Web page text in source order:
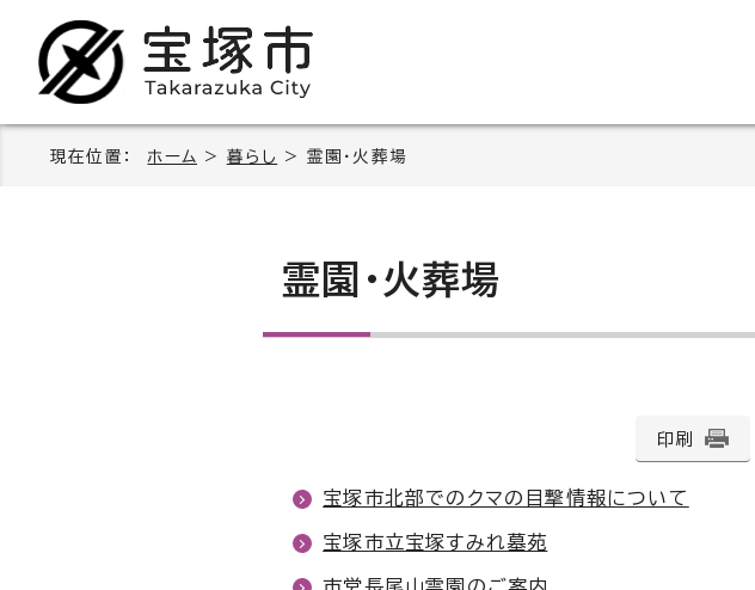
現在位置： ホーム > 暮らし > 霊園・火葬場
霊園・火葬場
印刷
宝塚市北部でのクマの目撃情報について
宝塚市立宝塚すみれ墓苑